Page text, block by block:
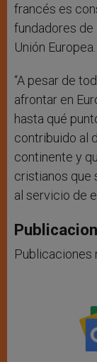
francés es
fundadores de
Unión Europea.
“A pesar de
afrontar en
hasta qué
contribuido al
continente y
cristianos que
al servicio de
Publicaciones